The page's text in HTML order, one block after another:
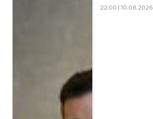
22:00 | 10.08.2026